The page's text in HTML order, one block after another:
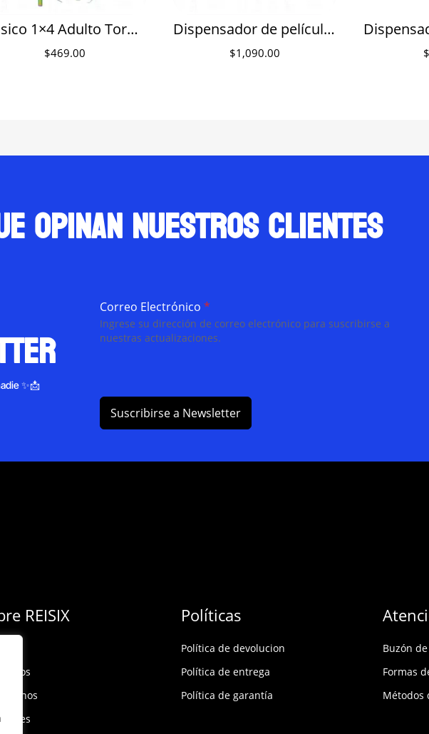
Básico 1×4 Adulto Tornasol 6B (327-Verde)
$469.00
Dispensador de película protectora Pro-Rap Sunset
$1,090.00 $
opinan nuestros clientes
✨📩
Correo Electrónico*
Ingrese su dirección de correo electrónico para suscribirse a
nuestras actualizaciones.
Suscribirse a Newsletter
REISIX Políticas
Política de devolucion
Política de entrega
Política de garantía
Buzón
Formas
Métodos